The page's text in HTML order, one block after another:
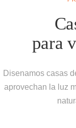
para
Disenamos casas
aprovechan la luz